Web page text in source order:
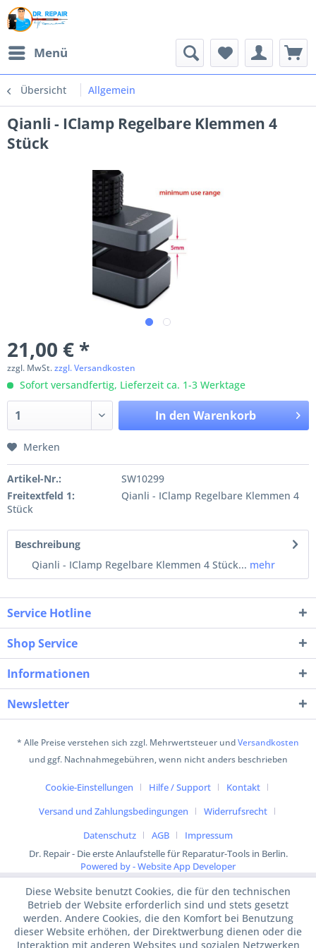
Menü
Übersicht Allgemein
Qianli - IClamp Regelbare Klemmen 4
Stück
21,00 € *
zzgl. MwSt.zzgl. Versandkosten
Sofort versandfertig, Lieferzeit ca. 1-3 Werktage
In den Warenkorb
Merken
Artikel-Nr.:
SW10299
Freitextfeld 1:
Qianli - IClamp Regelbare Klemmen 4
Stück
Beschreibung
Qianli - IClamp Regelbare Klemmen 4 Stück... mehr
Service Hotline
Shop Service
Informationen
Newsletter
* Alle Preise verstehen sich zzgl. Mehrwertsteuer undVersandkosten
und ggf. Nachnahmegebühren, wenn nicht anders beschrieben
Cookie-Einstellungen Hilfe / Support
Kontakt
Versand und Zahlungsbedingungen
Widerrufsrecht
Datenschutz
AGB
Impressum
Dr. Repair - Die erste Anlaufstelle für Reparatur-Tools in Berlin.
Powered by - Website App Developer
Diese Website benutzt Cookies, die für den technischen
Betrieb der Website erforderlich sind und stets gesetzt
werden. Andere Cookies, die den Komfort bei Benutzung
dieser Website erhöhen, der Direktwerbung dienen oder die
Interaktion mit anderen Websites und sozialen Netzwerken